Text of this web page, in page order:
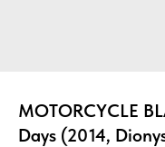
MOTORCYCLE
Days (2014,